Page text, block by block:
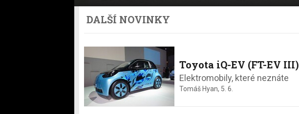
DALŠÍ NOVINKY
Toyota iQ-EV (FT-EV III)
Elektromobily, které neznáte
Tomáš Hyan, 5. 6.